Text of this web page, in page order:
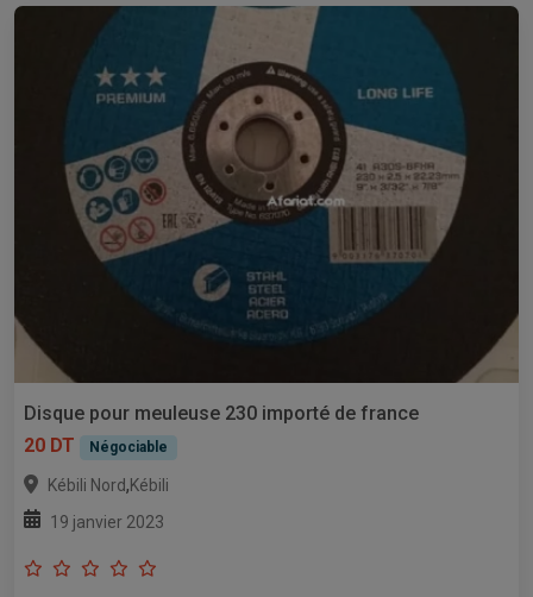
Disque pour meuleuse 230 importé de france
20 DT
Négociable
Kébili Nord,Kébili
19 janvier 2023